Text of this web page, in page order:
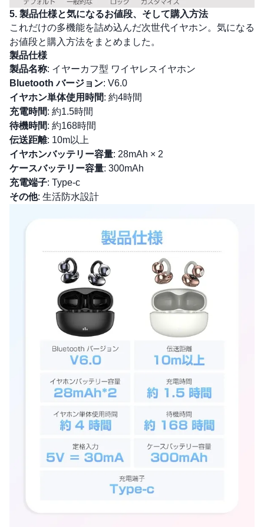
5. 製品仕様と気になるお値段、そして購入方法
これだけの多機能を詰め込んだ次世代イヤホン。気になる
お値段と購入方法をまとめました。
製品仕様
製品名称: イヤーカフ型 ワイヤレスイヤホン
Bluetooth バージョン: V6.0
イヤホン単体使用時間: 約4時間
充電時間: 約1.5時間
待機時間: 約168時間
伝送距離: 10m以上
イヤホンバッテリー容量: 28mAh × 2
ケースバッテリー容量: 300mAh
充電端子: Type-c
その他: 生活防水設計